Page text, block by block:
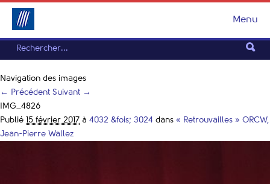
Menu
Navigation des images
← Précédent Suivant →
IMG_4826
Publié 15 février 2017 à 4032 &fois; 3024 dans « Retrouvailles » ORCW,
Jean-Pierre Wallez